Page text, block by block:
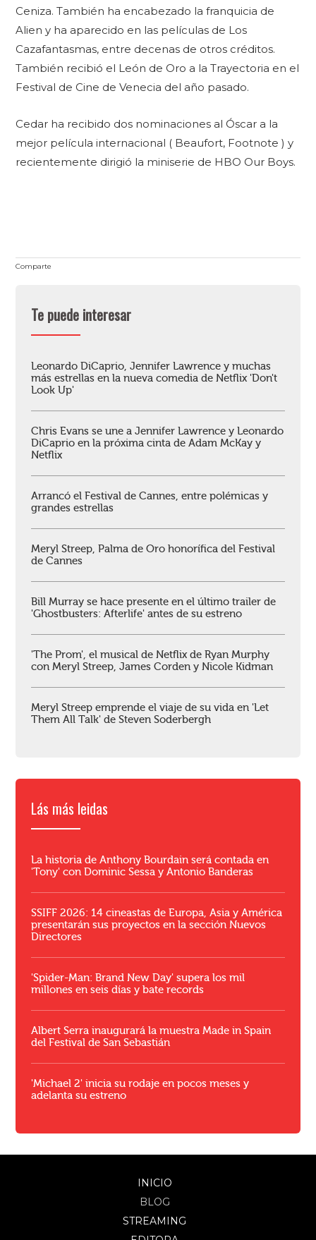
Ceniza. También ha encabezado la franquicia de
Alien y ha aparecido en las películas de Los
Cazafantasmas, entre decenas de otros créditos.
También recibió el León de Oro a la Trayectoria en el
Festival de Cine de Venecia del año pasado.
Cedar ha recibido dos nominaciones al Óscar a la
mejor película internacional ( Beaufort, Footnote ) y
recientemente dirigió la miniserie de HBO Our Boys.
Comparte
Te puede interesar
Leonardo DiCaprio, Jennifer Lawrence y muchas
más estrellas en la nueva comedia de Netflix 'Don't
Look Up'
Chris Evans se une a Jennifer Lawrence y Leonardo
DiCaprio en la próxima cinta de Adam McKay y
Netflix
Arrancó el Festival de Cannes, entre polémicas y
grandes estrellas
Meryl Streep, Palma de Oro honorífica del Festival
de Cannes
Bill Murray se hace presente en el último trailer de
'Ghostbusters: Afterlife' antes de su estreno
'The Prom', el musical de Netflix de Ryan Murphy
con Meryl Streep, James Corden y Nicole Kidman
Meryl Streep emprende el viaje de su vida en 'Let
Them All Talk' de Steven Soderbergh
Lás más leidas
La historia de Anthony Bourdain será contada en
'Tony' con Dominic Sessa y Antonio Banderas
SSIFF 2026: 14 cineastas de Europa, Asia y América
presentarán sus proyectos en la sección Nuevos
Directores
'Spider-Man: Brand New Day' supera los mil
millones en seis días y bate records
Albert Serra inaugurará la muestra Made in Spain
del Festival de San Sebastián
'Michael 2' inicia su rodaje en pocos meses y
adelanta su estreno
INICIO
BLOG
STREAMING